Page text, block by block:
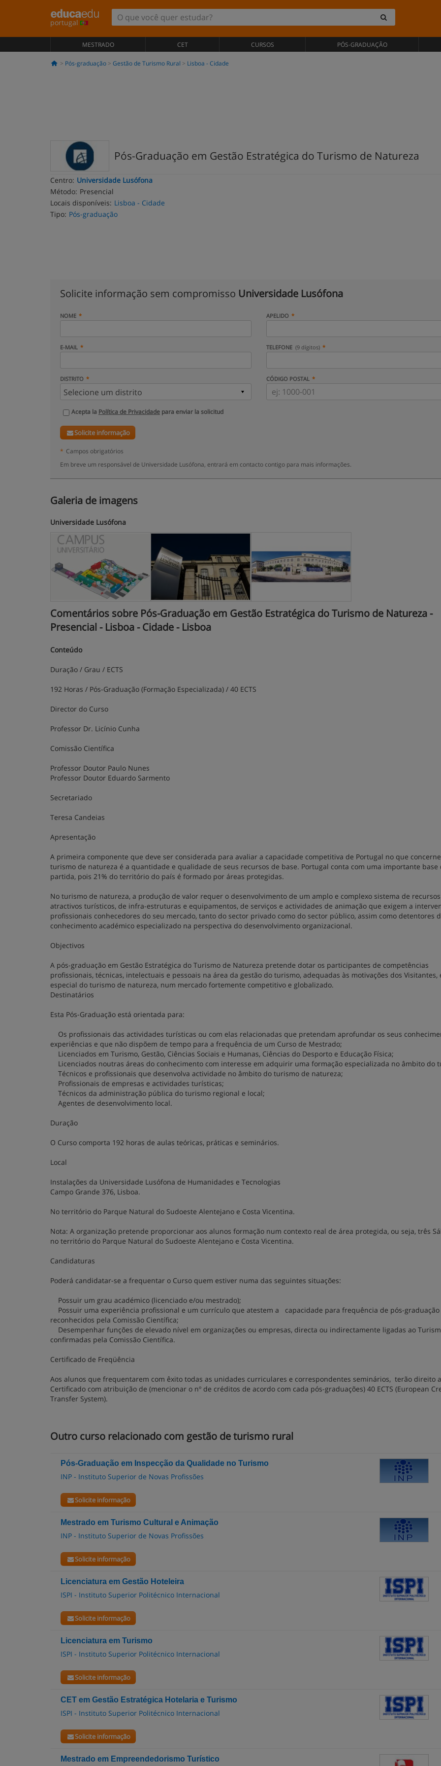
portugal
MESTRADO CET CURSOS PÓS-GRADUAÇÃO
Pós-graduação Gestão de Turismo Rural Lisboa - Cidade
Pós-Graduação em Gestão Estratégica do Turismo de Natureza
Centro: Universidade Lusófona
Método: Presencial
Locais disponíveis: Lisboa - Cidade
Tipo: Pós-graduação
Solicite informação sem compromisso Universidade Lusófona
NOME APELIDO
E-MAIL TELEFONE (9 dígitos)
DISTRITO CÓDIGO POSTAL
Acepta la Política de Privacidade para enviar la solicitud
Solicite informação
* Campos obrigatórios
Em breve um responsável de Universidade Lusófona, entrará em contacto contigo para mais informações.
Galeria de imagens
Universidade Lusófona
Comentários sobre Pós-Graduação em Gestão Estratégica do Turismo de Natureza -
Presencial - Lisboa - Cidade - Lisboa
Conteúdo
Duração / Grau / ECTS
192 Horas / Pós-Graduação (Formação Especializada) / 40 ECTS
Director do Curso
Professor Dr. Licínio Cunha
Comissão Científica
Professor Doutor Paulo Nunes
Professor Doutor Eduardo Sarmento
Secretariado
Teresa Candeias
Apresentação
A primeira componente que deve ser considerada para avaliar a capacidade competitiva de Portugal no que
turismo de natureza é a quantidade e qualidade de seus recursos de base. Portugal conta com uma importante base
partida, pois 21% do território do país é formado por áreas protegidas.
No turismo de natureza, a produção de valor requer o desenvolvimento de um amplo e complexo sistema de
atractivos turísticos, de infra-estruturas e equipamentos, de serviços e actividades de animação que exigem a
profissionais conhecedores do seu mercado, tanto do sector privado como do sector público, assim como detentores
conhecimento académico especializado na perspectiva do desenvolvimento organizacional.
Objectivos
A pós-graduação em Gestão Estratégica do Turismo de Natureza pretende dotar os participantes de competências
profissionais, técnicas, intelectuais e pessoais na área da gestão do turismo, adequadas às motivações dos Visitantes,
especial do turismo de natureza, num mercado fortemente competitivo e globalizado.
Destinatários
Esta Pós-Graduação está orientada para:
Os profissionais das actividades turísticas ou com elas relacionadas que pretendam aprofundar os seus
experiências e que não dispõem de tempo para a frequência de um Curso de Mestrado;
Licenciados em Turismo, Gestão, Ciências Sociais e Humanas, Ciências do Desporto e Educação Física;
Licenciados noutras áreas do conhecimento com interesse em adquirir uma formação especializada no âmbito do
Técnicos e profissionais que desenvolva actividade no âmbito do turismo de natureza;
Profissionais de empresas e actividades turísticas;
Técnicos da administração pública do turismo regional e local;
Agentes de desenvolvimento local.
Duração
O Curso comporta 192 horas de aulas teóricas, práticas e seminários.
Local
Instalações da Universidade Lusófona de Humanidades e Tecnologias
Campo Grande 376, Lisboa.
No território do Parque Natural do Sudoeste Alentejano e Costa Vicentina.
Nota: A organização pretende proporcionar aos alunos formação num contexto real de área protegida, ou seja, três
no território do Parque Natural do Sudoeste Alentejano e Costa Vicentina.
Candidaturas
Poderá candidatar-se a frequentar o Curso quem estiver numa das seguintes situações:
Possuir um grau académico (licenciado e/ou mestrado);
Possuir uma experiência profissional e um currículo que atestem a capacidade para frequência de pós-graduação
reconhecidos pela Comissão Científica;
Desempenhar funções de elevado nível em organizações ou empresas, directa ou indirectamente ligadas ao
confirmadas pela Comissão Científica.
Certificado de Freqüência
Aos alunos que frequentarem com êxito todas as unidades curriculares e correspondentes seminários, terão direito
Certificado com atribuição de (mencionar o nº de créditos de acordo com cada pós-graduações) 40 ECTS (European
Transfer System).
Outro curso relacionado com gestão de turismo rural
Pós-Graduação em Inspecção da Qualidade no Turismo
INP - Instituto Superior de Novas Profissões
Solicite informação
Mestrado em Turismo Cultural e Animação
INP - Instituto Superior de Novas Profissões
Solicite informação
Licenciatura em Gestão Hoteleira
ISPI - Instituto Superior Politécnico Internacional
Solicite informação
Licenciatura em Turismo
ISPI - Instituto Superior Politécnico Internacional
Solicite informação
CET em Gestão Estratégica Hotelaria e Turismo
ISPI - Instituto Superior Politécnico Internacional
Solicite informação
Mestrado em Empreendedorismo Turístico